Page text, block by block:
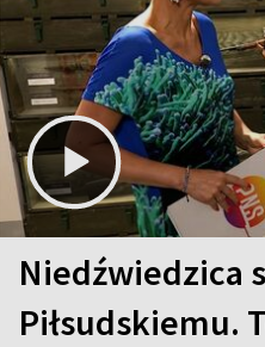
Niedźwiedzica
Piłsudskiemu.